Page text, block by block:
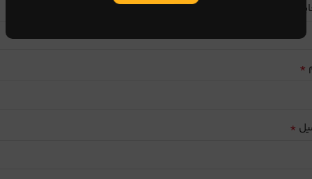
*
*